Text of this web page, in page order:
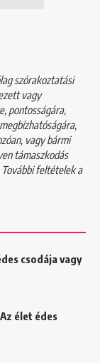
szórakoztatási
vagy
pontosságára,
vagy bármi
támaszkodás
feltételek a
csodája vagy
élet édes